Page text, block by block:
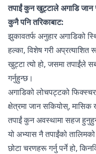
तपाईं कुन खुट्टाले अगाडि जान
कुनै पनि तरिकाबाट:
झुकावतर्फ अनुहार अगाडिको
हल्का, विशेष गरी अप्रत्याशित
खुट्टा त्यो हो, जसमा तपाईंले
गर्नुहुन्छ।
अगाडिको लोचपट्टको
क्षेत्रमा जान सकियोस्,
तपाईं कुन अवस्थामा सहज
यो अभ्यास नै तपाईंको
छोटा चरणहरू गर्नु पर्ने हो,